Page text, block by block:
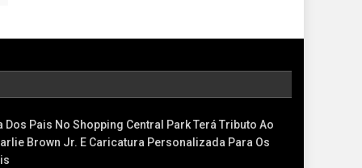
Dos Pais No Shopping Central Park Terá Tributo Ao
Brown Jr. E Caricatura Personalizada Para Os